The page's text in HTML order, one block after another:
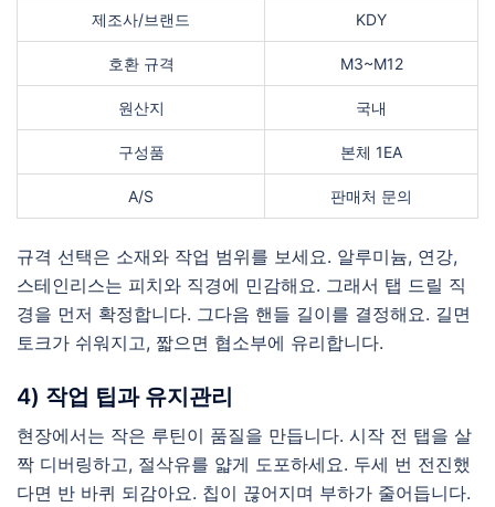
제조사/브랜드 KDY
호환 규격 M3~M12
원산지 국내
구성품 본체 1EA
A/S 판매처 문의
규격 선택은 소재와 작업 범위를 보세요. 알루미늄, 연강,
스테인리스는 피치와 직경에 민감해요. 그래서 탭 드릴 직
경을 먼저 확정합니다. 그다음 핸들 길이를 결정해요. 길면
토크가 쉬워지고, 짧으면 협소부에 유리합니다.
4) 작업 팁과 유지관리
현장에서는 작은 루틴이 품질을 만듭니다. 시작 전 탭을 살
짝 디버링하고, 절삭유를 얇게 도포하세요. 두세 번 전진했
다면 반 바퀴 되감아요. 칩이 끊어지며 부하가 줄어듭니다.